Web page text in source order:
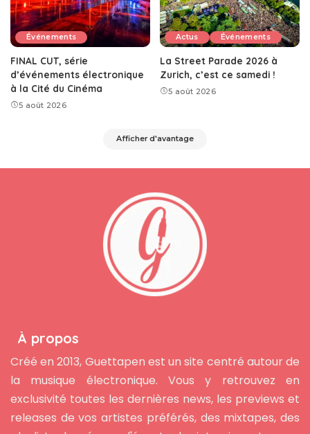
Événements
FINAL CUT, série
d’événements électronique
à la Cité du Cinéma
5 août 2026
Actus Événements
La Street Parade 2026 à
Zurich, c’est ce samedi !
5 août 2026
Afficher d'avantage
À propos
Créé en 2013, Guettapen est un site centré autour de
la musique électronique. Vous y retrouvez en
exclusivité toutes les dernières news, les previews et
releases de vos artistes préférés, des mixtapes, des